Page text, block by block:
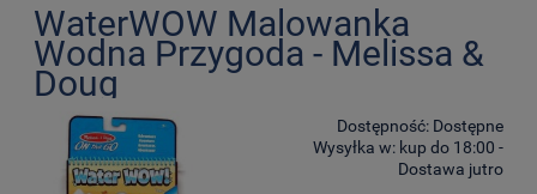
WaterWOW Malowanka
Wodna Przygoda - Melissa &
Doug
Dostępność: Dostępne
Wysyłka w: kup do 18:00 -
Dostawa jutro